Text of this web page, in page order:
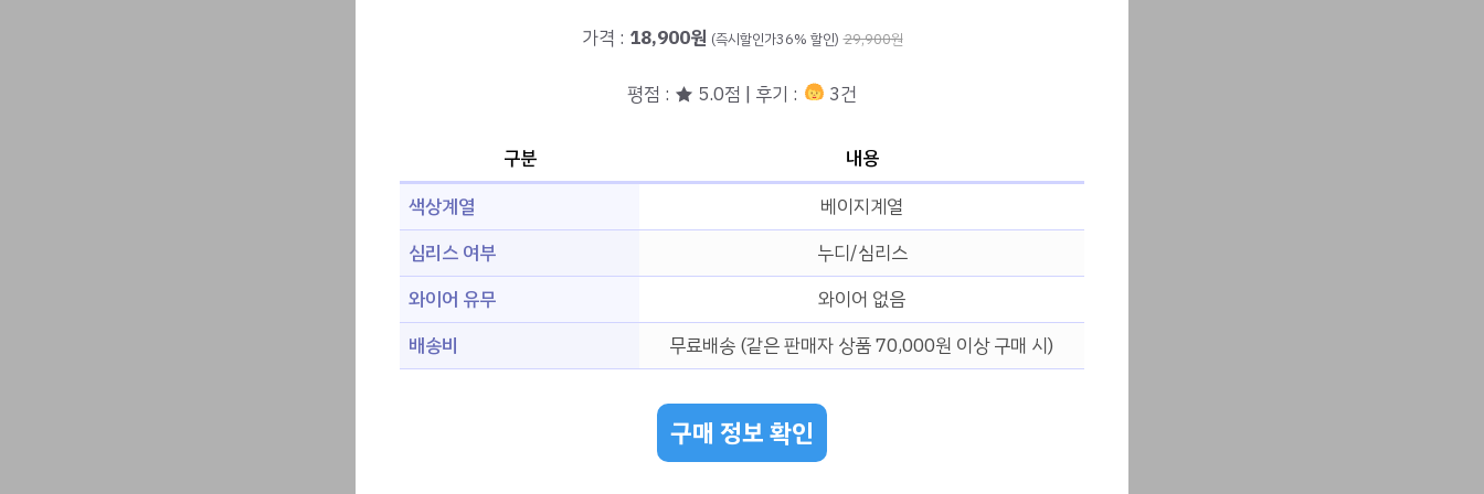
가격 : 18,900원 (즉시할인가36% 할인) 29,900원
평점 : ★ 5.0점 | 후기 : 3건
구분
내용
색상계열
베이지계열
심리스 여부
누디/심리스
와이어 유무
와이어 없음
배송비
무료배송 (같은 판매자 상품 70,000원 이상 구매 시)
구매 정보 확인